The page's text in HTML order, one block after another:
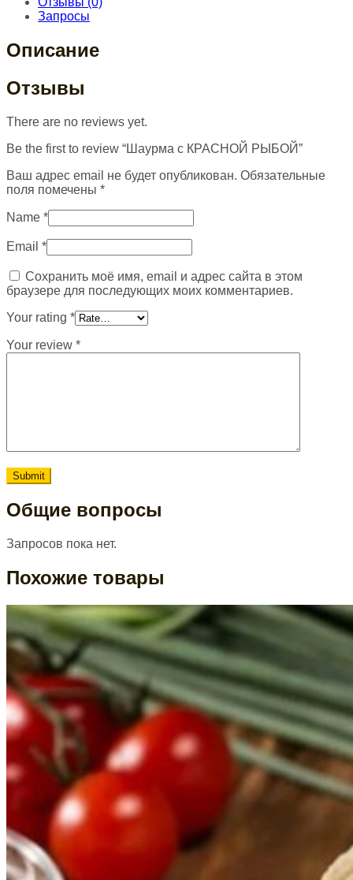
Запросы
Описание
Отзывы
There are no reviews yet.
Be the first to review “Шаурма с КРАСНОЙ РЫБОЙ”
Ваш адрес email не будет опубликован. Обязательные
поля помечены *
Name *
Email *
Сохранить моё имя, email и адрес сайта в этом
браузере для последующих моих комментариев.
Your rating *
Your review *
Общие вопросы
Запросов пока нет.
Похожие товары